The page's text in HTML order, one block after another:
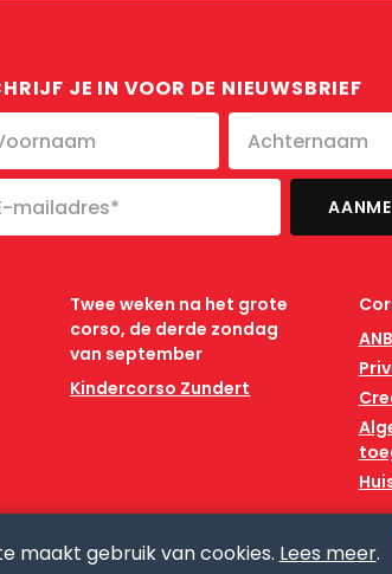
JE IN VOOR DE NIEUWSBRIEF
Twee weken na het grote
corso, de derde zondag
van september
Kindercorso Zundert
maakt gebruik van cookies. Lees meer.